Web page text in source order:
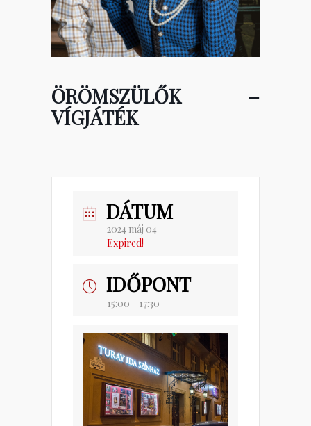
ÖRÖMSZÜLŐK –
VÍGJÁTÉK
DÁTUM
2024 máj 04
Expired!
IDŐPONT
15:00 - 17:30